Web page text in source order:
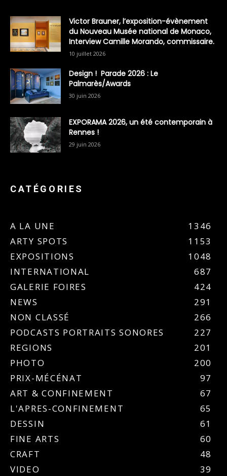
Victor Brauner, l’exposition-évènement
du Nouveau Musée national de Monaco,
Interview Camille Morando, commissaire.
10 juillet 2026
Design ! Parade 2026 : Le
Palmarès/Awards
30 juin 2026
EXPORAMA 2026, un été contemporain à
Rennes !
29 juin 2026
CATÉGORIES
A LA UNE
1346
ARTY SPOTS
1153
EXPOSITIONS
1048
INTERNATIONAL
687
GALERIE FOIRES
424
NEWS
291
NON CLASSÉ
266
PODCASTS PORTRAITS SONORES
227
REGIONS
201
PHOTO
200
PRIX-MÉCÉNAT
97
ART & CONFINEMENT
67
L'APRES-CONFINEMENT
65
DESSIN
61
FINE ARTS
60
CRAFT
48
VIDEO
39